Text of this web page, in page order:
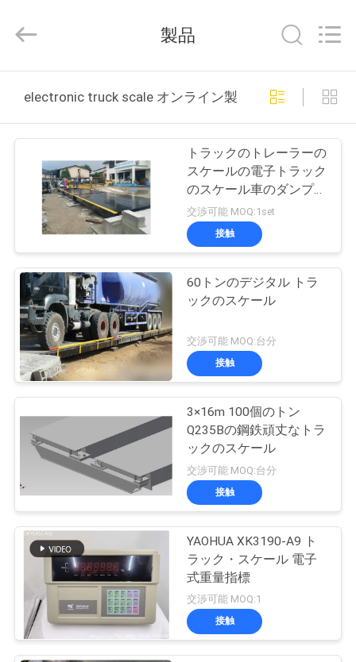
へ
ビ
デ
オ
わ
た
ち
て
2017
製品
electronic truck scale オンライン製造
トラックのトレーラーの
スケールの電子トラック
のスケール車のダンプの
重量を量るデジタル30
トンの
交渉可能 MOQ:1set
接触
60トンのデジタル トラ
ックのスケール
交渉可能 MOQ:台分
接触
3×16m 100個のトン
Q235Bの鋼鉄頑丈なトラ
ックのスケール
交渉可能 MOQ:台分
接触
YAOHUA XK3190-A9 ト
ラック・スケール 電子
式重量指標
交渉可能 MOQ:1
接触